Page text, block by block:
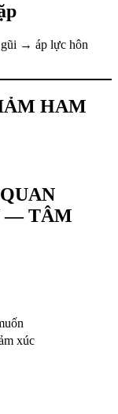
→ áp lực hôn
HAM
— TÂM
xúc